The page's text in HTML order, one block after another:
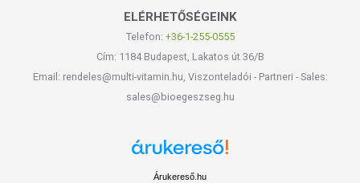
ELÉRHETŐSÉGEINK
Telefon: +36-1-255-0555
Cím: 1184 Budapest, Lakatos út 36/B
Email: rendeles@multi-vitamin.hu, Viszonteladói - Partneri - Sales:
sales@bioegeszseg.hu
Árukereső.hu